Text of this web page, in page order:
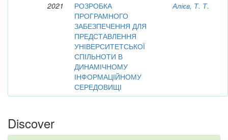
2021
РОЗРОБКА
ПРОГРАМНОГО
ЗАБЕЗПЕЧЕННЯ ДЛЯ
ПРЕДСТАВЛЕННЯ
УНІВЕРСИТЕТСЬКОЇ
СПІЛЬНОТИ В
ДИНАМІЧНОМУ
ІНФОРМАЦІЙНОМУ
СЕРЕДОВИЩІ
Алієв, Т. Т.
Discover